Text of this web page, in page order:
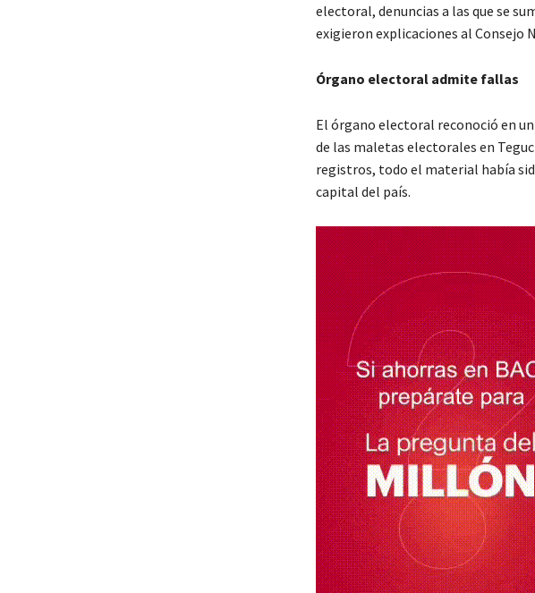
electoral, denuncias a las que se
exigieron explicaciones al Consejo
Órgano electoral admite fallas
El órgano electoral reconoció en
de las maletas electorales en
registros, todo el material había
capital del país.